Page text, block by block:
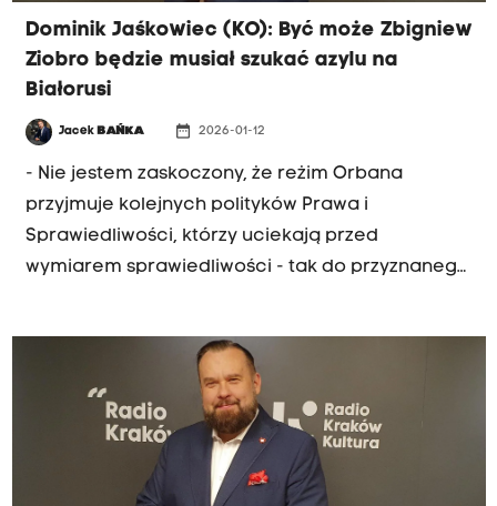
Dominik Jaśkowiec (KO): Być może Zbigniew
Ziobro będzie musiał szukać azylu na
Białorusi
Jacek BAŃKA date_range 2026-01-12
- Nie jestem zaskoczony, że reżim Orbana
przyjmuje kolejnych polityków Prawa i
Sprawiedliwości, którzy uciekają przed
wymiarem sprawiedliwości - tak do przyznanego
Radia Kraków, poseł Koalicji Obywatelskiej
Dominik Jaśkowiec. Polityk podkreślił, że Ziobro
tak naprawdę był ministrem niesprawiedliwości i
dodał, że w kwietniu na Węgrzech będą wybory.
"Być może politycy PiS, którzy tak licznie tam